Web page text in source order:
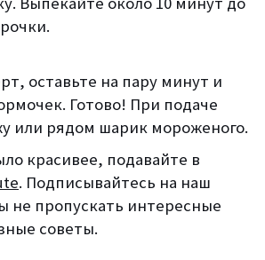
оставьте на пару минут и
Готово! При подаче
или рядом шарик мороженого.
красивее, подавайте в
. Подписывайтесь на наш
не пропускать интересные
советы.